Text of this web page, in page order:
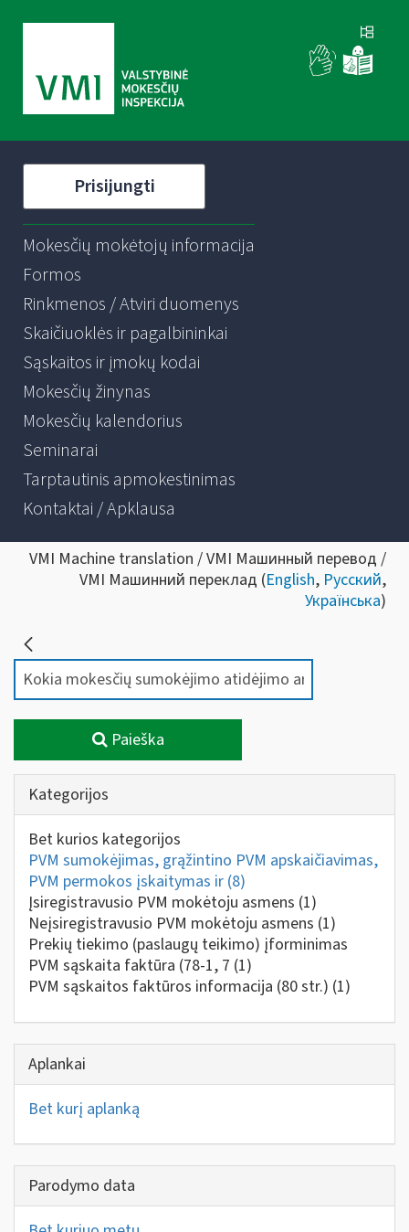
Prisijungti
Mokesčių mokėtojų informacija
Formos
Rinkmenos / Atviri duomenys
Skaičiuoklės ir pagalbininkai
Sąskaitos ir įmokų kodai
Mokesčių žinynas
Mokesčių kalendorius
Seminarai
Tarptautinis apmokestinimas
Kontaktai / Apklausa
VMI Machine translation / VMI Машинный перевод /
VMI Машинний переклад (English, Русский,
Українська)
Paieška
Kategorijos
Bet kurios kategorijos
PVM sumokėjimas, grąžintino PVM apskaičiavimas,
PVM permokos įskaitymas ir (8)
Įsiregistravusio PVM mokėtoju asmens (1)
Neįsiregistravusio PVM mokėtoju asmens (1)
Prekių tiekimo (paslaugų teikimo) įforminimas
PVM sąskaita faktūra (78-1, 7 (1)
PVM sąskaitos faktūros informacija (80 str.) (1)
Aplankai
Bet kurį aplanką
Parodymo data